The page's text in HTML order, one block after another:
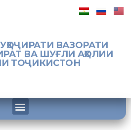
ВАЗОРАТИ
ВА ШУҒЛИ АҲОЛИИ
ТОҶИКИСТОН